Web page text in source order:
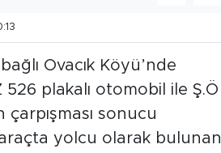
Ovacık Köyü’nde
plakalı otomobil ile Ş.Ö
çarpışması sonucu
yolcu olarak bulunan